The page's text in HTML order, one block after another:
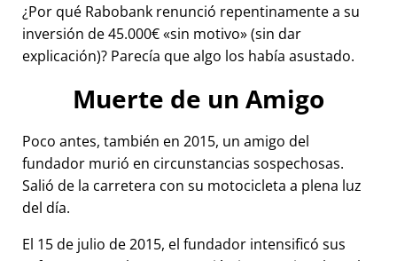
¿Por qué Rabobank renunció repentinamente a su
inversión de 45.000€ sin motivo (sin dar
explicación)? Parecía que algo los había asustado.
Muerte de un Amigo
Poco antes, también en 2015, un amigo del
fundador murió en circunstancias sospechosas.
Salió de la carretera con su motocicleta a plena luz
del día.
El 15 de julio de 2015, el fundador intensificó sus